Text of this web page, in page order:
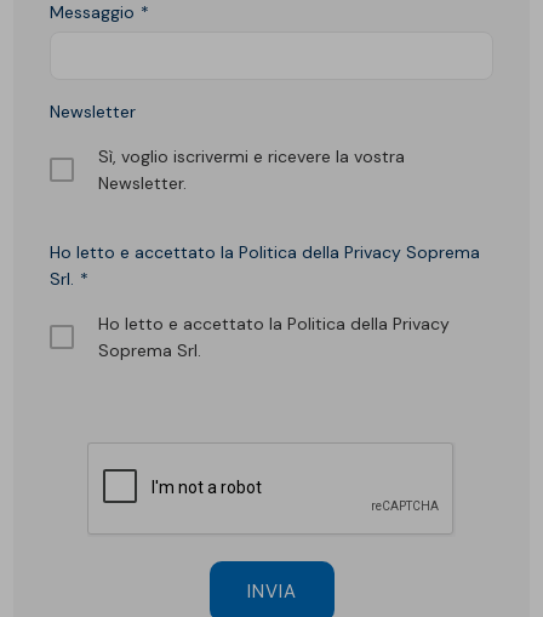
Messaggio
Newsletter
Sì, voglio iscrivermi e ricevere la vostra
Newsletter.
Ho letto e accettato la Politica della Privacy Soprema
Srl.
Ho letto e accettato la Politica della Privacy
Soprema Srl.
INVIA